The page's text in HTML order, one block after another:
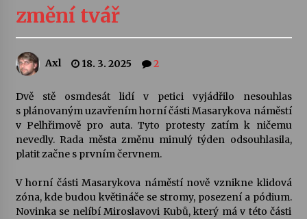
30. 7. 2026
šedesátka: 28. 7.–1. 8. 2026
Letní koncerty ve Stromovce: Kolchoz a
Jenakaši
28. 7. 2026
Votavžatský ploty
23. 7. 2026
změní tvář
Axl 18. 3. 2025 2
Dvě stě osmdesát lidí v petici vyjádřilo nesouhlas
s plánovaným uzavřením horní části Masarykova náměstí
v Pelhřimově pro auta. Tyto protesty zatím k ničemu
nevedly. Rada města změnu minulý týden odsouhlasila,
platit začne s prvním červnem.
V horní části Masarykova náměstí nově vznikne klidová
zóna, kde budou květináče se stromy, posezení a pódium.
Novinka se nelíbí Miroslavovi Kubů, který má v této části